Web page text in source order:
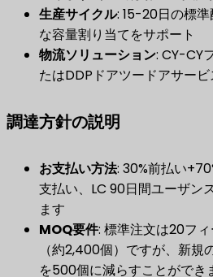
生産サイクル​: 15-20日の標
な容量割り当てをサポート
物流ソリューション​: CY-CY
たはDDPドアツードアサー
調達方針の説明
お支払い方法​: 30%前払い
支払い、LC 90日間ユーザン
ます
MOQ要件​: 標準注文は20フ
（約2,400個）ですが、新規
を500個に減らすことができ